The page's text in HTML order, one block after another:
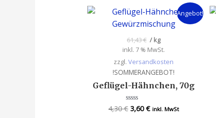
Angebot!
61,43€ / kg
inkl. 7 % MwSt.
zzgl.Versandkosten
!SOMMERANGEBOT!
Geflügel-Hähnchen, 70g
Bewertet
mit
4,30€ 3,60€ inkl. MwSt